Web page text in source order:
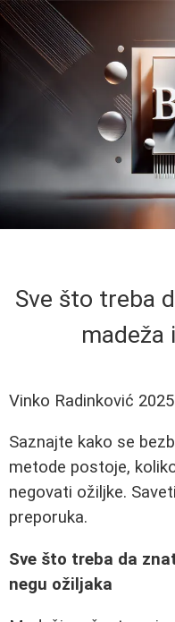
Sve što treba
madeža
Vinko Radinković
Saznajte kako se
metode postoje,
negovati ožiljke.
preporuka.
Sve što treba da
negu ožiljaka